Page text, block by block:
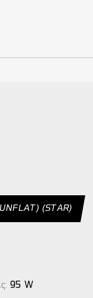
(STAR)
95 W